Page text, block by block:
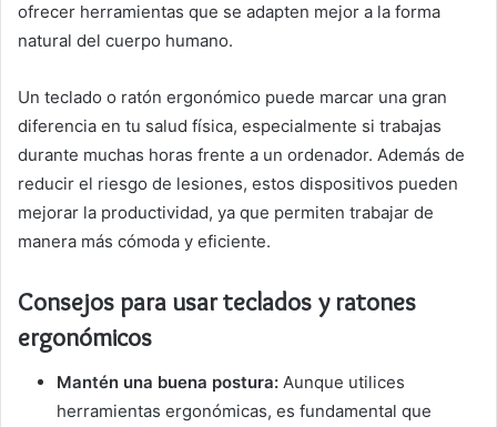
ofrecer herramientas que se adapten mejor a la forma
natural del cuerpo humano.
Un teclado o ratón ergonómico puede marcar una gran
diferencia en tu salud física, especialmente si trabajas
durante muchas horas frente a un ordenador. Además de
reducir el riesgo de lesiones, estos dispositivos pueden
mejorar la productividad, ya que permiten trabajar de
manera más cómoda y eficiente.
Consejos para usar teclados y ratones
ergonómicos
Mantén una buena postura: Aunque utilices
herramientas ergonómicas, es fundamental que